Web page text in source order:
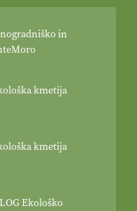
in
kmetija
kmetija